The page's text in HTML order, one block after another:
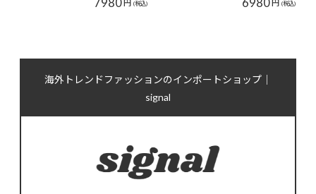
円 (税込) 円 (税込)
海外トレンドファッションのインポートショップ｜
signal